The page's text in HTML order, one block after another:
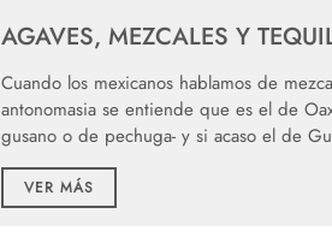
AGAVES, MEZCALES Y
Cuando los mexicanos hablamos de
antonomasia se entiende que es el de
gusano o de pechuga- y si acaso el de
VER MÁS